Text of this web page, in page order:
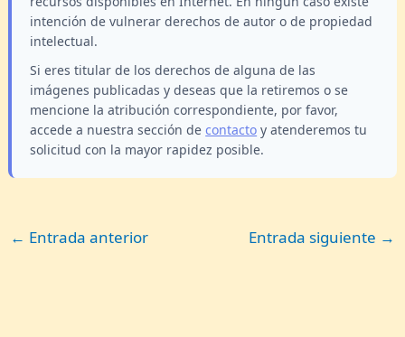
intención de vulnerar derechos de autor o de propiedad
intelectual.
Si eres titular de los derechos de alguna de las
imágenes publicadas y deseas que la retiremos o se
mencione la atribución correspondiente, por favor,
accede a nuestra sección decontacto y atenderemos tu
solicitud con la mayor rapidez posible.
← Entrada anterior Entrada siguiente →